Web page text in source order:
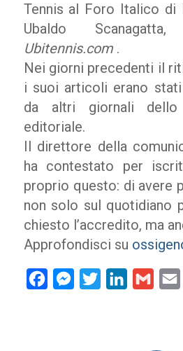
Tennis al Foro Italico di
Ubaldo
Ubitennis.com .
Nei giorni precedenti il
i suoi articoli erano
da altri giornali dello
editoriale.
Il direttore della
ha contestato per
proprio questo: di avere
non solo sul quotidiano
chiesto l’accredito, ma
Approfondisci su
FacebookMessenger
Twitter LinkedInGmail